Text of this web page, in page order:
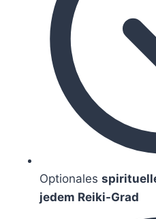
Optionales
jedem Reiki-Grad